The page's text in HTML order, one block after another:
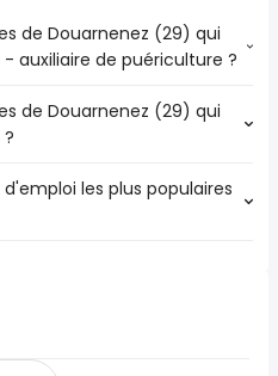
de Douarnenez (29) qui
auxiliaire de puériculture ?
(29) qui ont le plus
puériculture sont :
de Douarnenez (29) qui
(29) qui ont le plus
les plus populaires